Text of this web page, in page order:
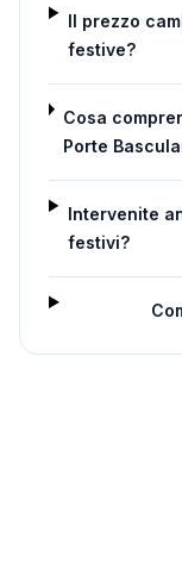
Il prezzo
festive?
Cosa
Porte
Intervenite
festivi?